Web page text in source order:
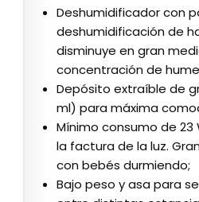
Deshumidificador con
deshumidificación de
disminuye en gran
concentración de
Depósito extraíble de
ml) para máxima
Mínimo consumo de 23
la factura de la luz.
con bebés durmiendo;
Bajo peso y asa para